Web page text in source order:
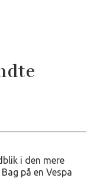
i den mere
på en Vespa